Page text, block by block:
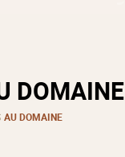
DOMAINE
AU DOMAINE